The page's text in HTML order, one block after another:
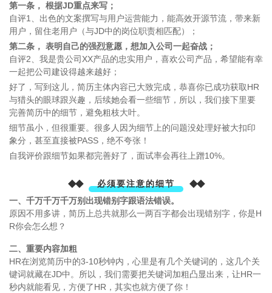
第一条， 根据JD重点来写；
自评1、出色的文案撰写与用户运营能力，能高效开源节流，带来新
用户，留住老用户（与JD中的岗位职责相匹配）；
第二条， 表明自己的强烈意愿，想加入公司一起奋战；
自评2、我是贵公司XX产品的忠实用户，喜欢公司产品，希望能有幸
一起把公司建设得越来越好；
好了，写到这儿，简历主体内容已大致完成，恭喜你已成功获取HR
与猎头的眼球跟兴趣，后续她会看一些细节，所以，我们接下里要
完善简历中的细节，避免粗枝大叶。
细节虽小，但很重要。很多人因为细节上的问题没处理好被大扣印
象分，甚至直接被PASS，绝不夸张！
自我评价跟细节如果都完善好了，面试率会再往上蹭10%。
◆◆ 必须要注意的细节 ◆◆
一、千万千万千万别出现错别字跟语法错误。
原因不用多讲，简历上总共就那么一两百字都会出现错别字，你是H
R你会怎么想？
二、重要内容加粗
HR在浏览简历中的3-10秒钟内，心里是有几个关键词的，这几个关
键词就藏在JD中。所以，我们需要把关键词加粗凸显出来，让HR一
秒内就能看见，方便了HR，其实也就方便了你！